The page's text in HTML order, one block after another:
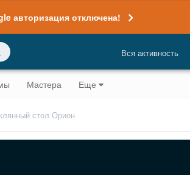
авторизация отключена!
Вся активность
Мастера Еще
стол Орион